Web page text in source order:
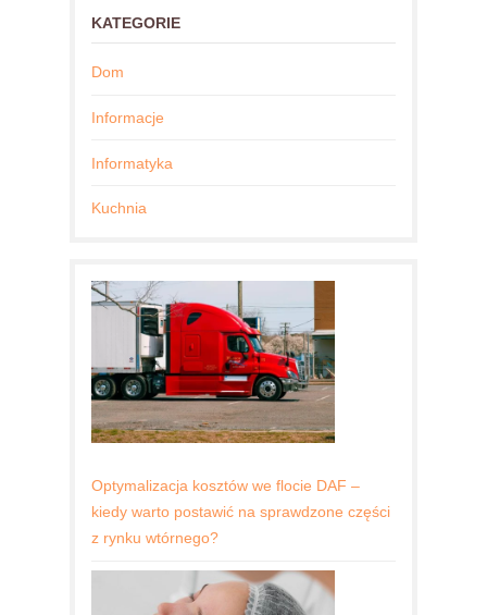
KATEGORIE
Dom
Informacje
Informatyka
Kuchnia
Optymalizacja kosztów we flocie DAF –
kiedy warto postawić na sprawdzone części
z rynku wtórnego?